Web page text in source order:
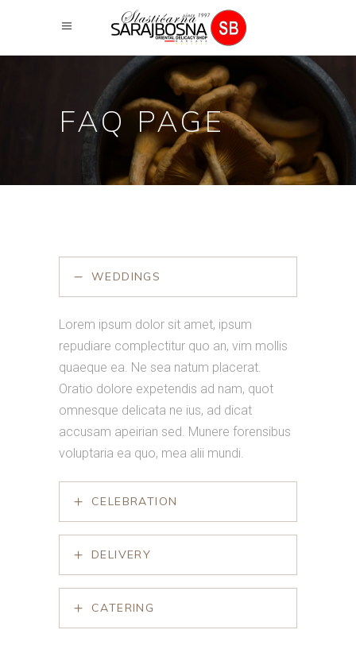
FAQ PAGE
WEDDINGS
Lorem ipsum dolor sit amet, ipsum
repudiare complectitur quo an, vim mollis
quaeque ea. Ne sea natum placerat.
Oratio dolore expetendis ad nam, quot
omnesque delicata ne ius, ad dicat
accusam apeirian sed. Munere forensibus
voluptaria ea quo, mea alii mundi.
CELEBRATION
DELIVERY
CATERING